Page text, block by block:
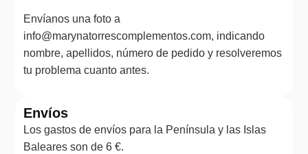
Envíanos una foto a
info@marynatorrescomplementos.com, indicando
nombre, apellidos, número de pedido y resolveremos
tu problema cuanto antes.
Envíos
Los gastos de envíos para la Península y las Islas
Baleares son de 6 €.